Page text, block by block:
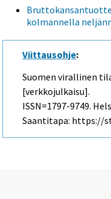
kolmannella
Viittausohje:
Suomen virallinen
[verkkojulkaisu].
ISSN=1797-9749.
Saantitapa: https://